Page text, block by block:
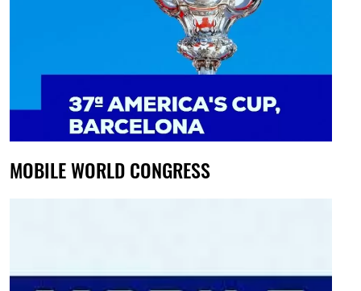
MOBILE WORLD CONGRESS